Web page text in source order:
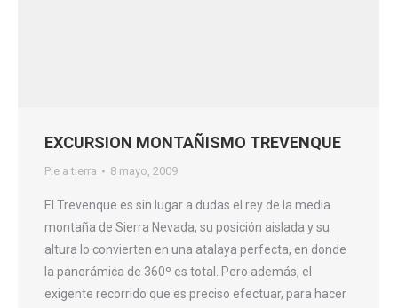
EXCURSION MONTAÑISMO TREVENQUE
Pie a tierra 8 mayo, 2009
El Trevenque es sin lugar a dudas el rey de la media
montaña de Sierra Nevada, su posición aislada y su
altura lo convierten en una atalaya perfecta, en donde
la panorámica de 360º es total. Pero además, el
exigente recorrido que es preciso efectuar, para hacer